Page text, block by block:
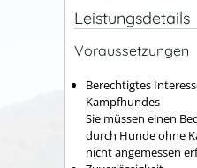
Leistungsdetails
Voraussetzungen
Berechtigtes
Kampfhundes
Sie müssen einen
durch Hunde ohne
nicht angemessen